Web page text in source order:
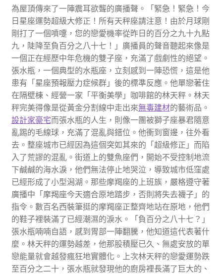
為屋頂傳來了一陣震耳欲聾的廣播聲。「緊急！緊急！今
日星座運勢超級大修正！所有天秤座請注意！由於月球剛
剛打了一個噴嚏，您的戀愛機率從昨日的百分之九十九點
九，陡降至負百分之八十七！」廣播員的聲音聽起來像是
一個正在經歷中年危機的雙子座，充滿了戲劇性的絕望。
張水瓶，一個典型的水瓶座，立刻感到一陣恐慌，這是他
患有「星座預報壓力症候群」後的標準反應。他單戀著住
在隔壁棟、經營一家「平衡美學」咖啡館的林天秤。林天
秤完美得像是從黃金分割線中走出來無毒建材的藝術品。
設計家豪宅而張水瓶的人生，則像一團被獅子座暴君隨意
亂踢的毛線球，充滿了混亂與錯位。他衝到窗邊，往外看
去。整座城市已經因為這個突如其來的「超級修正」而陷
入了荒謬的混亂。街道上的雙魚座們，開始不受控制地流
下鹹鹹的海水淚，他們無法停止地哭泣，導致城市低窪處
已經形成了小型潟湖。那些摩羯座的上班族，嚴格遵守著
廣播中「摩羯座今天適合原地踏步，否則將失去襪子」的
指令。數百名西裝筆挺的摩羯座正整齊地站在原地，他們
的鞋子裡裝滿了已經潮濕的淚水。「負百分之八十七？」
張水瓶喃喃自語，感到胃部一陣翻騰，他知道這代表著什
麼。林天秤的運勢越差，他那股積壓已久、無處安放的單
戀能量就會越發瘋狂地實體化。上次林天秤的戀愛運勢跌
至百分之二十，張水瓶就發現他的廚房裡長滿了巨大的、